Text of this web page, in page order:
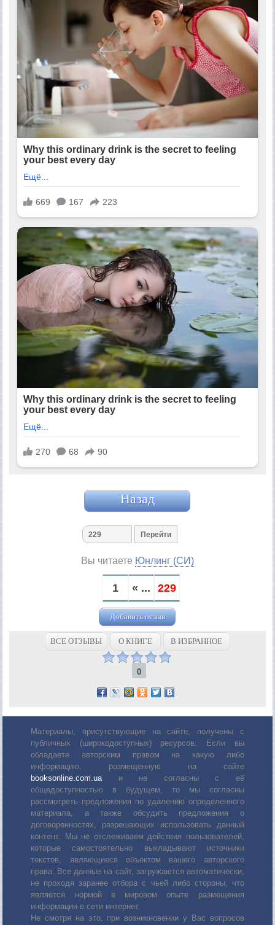
Назад
Вы читаете Юнлинг (СИ)
1 « ... 229
Добавить отзыв
ВСЕ ОТЗЫВЫ О КНИГЕ В ИЗБРАННОЕ
0
Материалы, присутствующие на сайте, получены с
публичных (широкодоступных) ресурсов. Если вы
обладаете авторским правом на какую либо
информацию, размещенную на сайте
booksonline.com.uaи не согласны с её
общедоступностью в будущем, то мы согласны
рассмотреть предложения по удалению определенного
материала, а также обсудить предложения о
договоренностях, разрешающих использовать данный
контент. Мы не отслеживаем действия пользователей,
которые самостоятельно выкладывают источники
текстов, являющиеся объектом вашего авторского
права. Все данные на сайт, загружаются автоматически,
не проходя заранее отбора с чьей либо стороны, что
является нормой в мировом опыте размещения
информации в сети интернет.
Не смотря на это, при возникновении у Вас вопросов